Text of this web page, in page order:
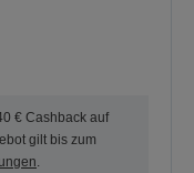
€ Cashback auf
gilt bis zum
.